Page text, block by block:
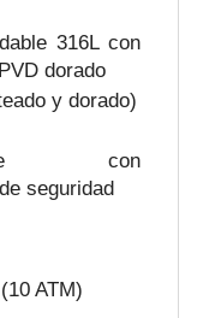
316L con
dorado
y dorado)
con
seguridad
ATM)